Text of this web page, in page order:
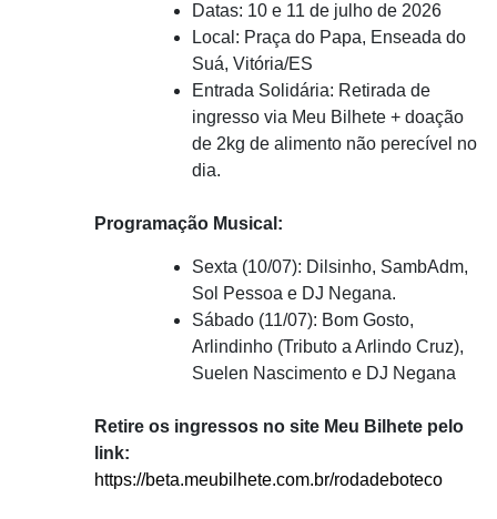
Datas: 10 e 11 de julho de 2026
Local: Praça do Papa, Enseada do
Suá, Vitória/ES
Entrada Solidária: Retirada de
ingresso via Meu Bilhete + doação
de 2kg de alimento não perecível no
dia.
Programação Musical:
Sexta (10/07): Dilsinho, SambAdm,
Sol Pessoa e DJ Negana.
Sábado (11/07): Bom Gosto,
Arlindinho (Tributo a Arlindo Cruz),
Suelen Nascimento e DJ Negana
Retire os ingressos no site Meu Bilhete pelo
link:
https://beta.meubilhete.com.br/rodadeboteco